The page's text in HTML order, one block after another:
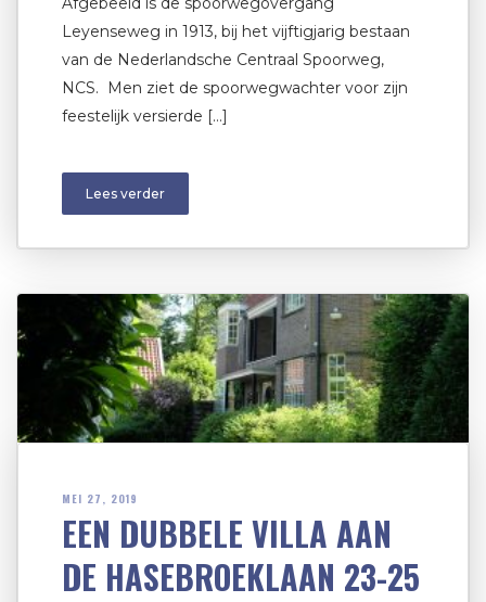
Leyenseweg in 1913, bij het vijftigjarig bestaan
van de Nederlandsche Centraal Spoorweg,
NCS. Men ziet de spoorwegwachter voor zijn
feestelijk versierde […]
Lees verder
MEI 27, 2019
EEN DUBBELE VILLA AAN
DE HASEBROEKLAAN 23-25